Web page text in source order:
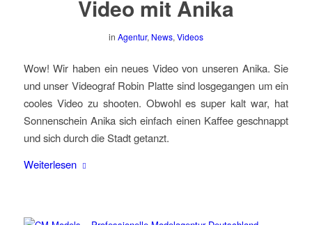
Video mit Anika
in Agentur, News, Videos
Wow! Wir haben ein neues Video von unseren Anika. Sie
und unser Videograf Robin Platte sind losgegangen um ein
cooles Video zu shooten. Obwohl es super kalt war, hat
Sonnenschein Anika sich einfach einen Kaffee geschnappt
und sich durch die Stadt getanzt.
Weiterlesen